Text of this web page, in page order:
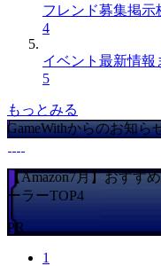
フレンド募集掲示
4
イベント最新情報
5
もっとみる
GameWithからのお知ら
【Amazon7月】おすす
ーラーTOP4
PR
1